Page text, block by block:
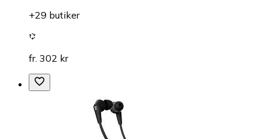
+29 butiker
fr. 302 kr